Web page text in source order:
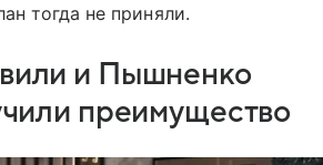
тогда не приняли.
и Пышненко
преимущество